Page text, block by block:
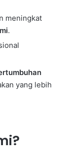
meningkat
.
yang lebih